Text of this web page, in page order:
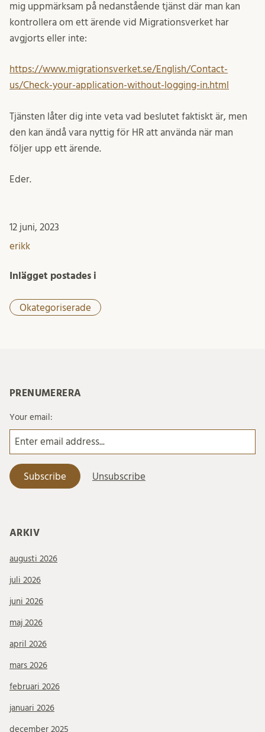
mig uppmärksam på nedanstående tjänst där man kan
kontrollera om ett ärende vid Migrationsverket har
avgjorts eller inte:
https://www.migrationsverket.se/English/Contact-
us/Check-your-application-without-logging-in.html
Tjänsten låter dig inte veta vad beslutet faktiskt är, men
den kan ändå vara nyttig för HR att använda när man
följer upp ett ärende.
Eder.
12 juni, 2023
erikk
Inlägget postades i
Okategoriserade
PRENUMERERA
Your email:
ARKIV
augusti 2026
juli 2026
juni 2026
maj 2026
april 2026
mars 2026
februari 2026
januari 2026
december 2025